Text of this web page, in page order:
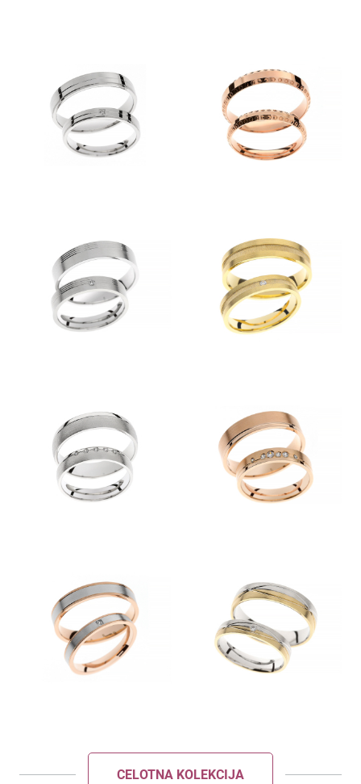
Kolekcije
KOLEKCIJA CLASSIC
KOLEKCIJA LINEA
KOLEKCIJA ESENCA
Predstavitev
Povpraševanje
POROČNI PRSTANI F364
POŠLJI ZAPRI
CELOTNA KOLEKCIJA